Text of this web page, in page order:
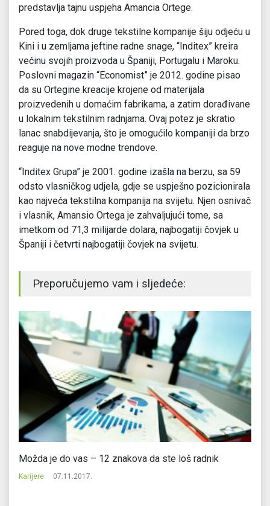
predstavlja tajnu uspjeha Amancia Ortege.
Pored toga, dok druge tekstilne kompanije šiju odjeću u
Kini i u zemljama jeftine radne snage, “Inditex” kreira
većinu svojih proizvoda u Španiji, Portugalu i Maroku.
Poslovni magazin “Economist” je 2012. godine pisao
da su Ortegine kreacije krojene od materijala
proizvedenih u domaćim fabrikama, a zatim dorađivane
u lokalnim tekstilnim radnjama. Ovaj potez je skratio
lanac snabdijevanja, što je omogućilo kompaniji da brzo
reaguje na nove modne trendove.
“Inditex Grupa” je 2001. godine izašla na berzu, sa 59
odsto vlasničkog udjela, gdje se uspješno pozicionirala
kao najveća tekstilna kompanija na svijetu. Njen osnivač
i vlasnik, Amansio Ortega je zahvaljujući tome, sa
imetkom od 71,3 milijarde dolara, najbogatiji čovjek u
Španiji i četvrti najbogatiji čovjek na svijetu.
Preporučujemo vam i sljedeće:
Možda je do vas – 12 znakova da ste loš radnik
Karijere 07.11.2017.